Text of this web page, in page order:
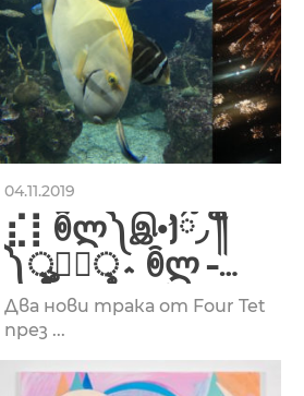
04.11.2019
⣎⡇ꉺლ༽இ•̛)ྀ◞ ༎ຶ
༽ৣৢ؞ৢ؞ؖ ꉺლ –
ʅ͡͡͡͡͡͡͡͡͡͡͡(ƟӨ)ʃ͡͡͡͡͡͡͡͡͡͡ ꐑ(ཀ ඊູ
ఠీੂ೧ູ࿃ूੂ✧✧✧✧
✧✧ළඕั࿃ूੂ࿃ूੂ
Два нови трака от Four Tet
през ...